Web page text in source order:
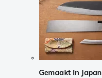
Gemaakt in Japan